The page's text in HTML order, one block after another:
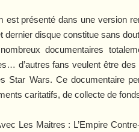
est présenté dans une version
dernier disque constitue sans
documentaires
d’autres fans veulent être
Star Wars. Ce documentaire
caritatifs, de collecte de
Les Maitres : L’Empire